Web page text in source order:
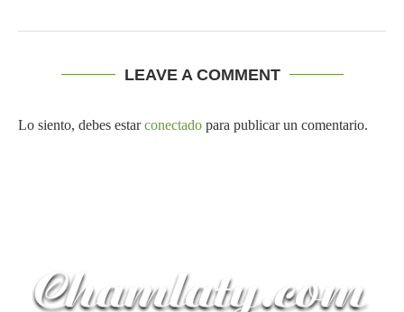
LEAVE A COMMENT
Lo siento, debes estarconectado para publicar un comentario.